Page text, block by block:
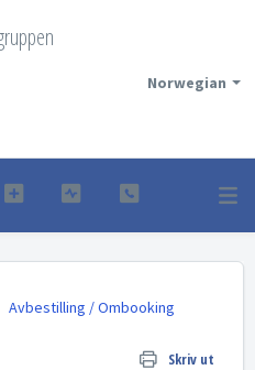
Norwegian
Avbestilling / Ombooking
Skriv ut